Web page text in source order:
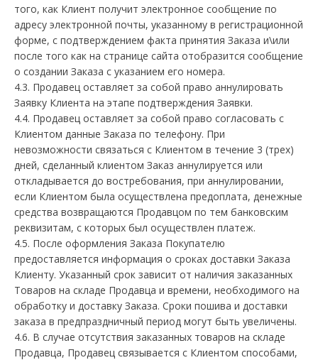
того, как Клиент получит электронное сообщение по
адресу электронной почты, указанному в регистрационной
форме, с подтверждением факта принятия Заказа и\или
после того как на странице сайта отобразится сообщение
о создании Заказа с указанием его номера.
4.3. Продавец оставляет за собой право аннулировать
Заявку Клиента на этапе подтверждения Заявки.
4.4. Продавец оставляет за собой право согласовать с
Клиентом данные Заказа по телефону. При
невозможности связаться с Клиентом в течение 3 (трех)
дней, сделанный клиентом Заказ аннулируется или
откладывается до востребования, при аннулировании,
если Клиентом была осуществлена предоплата, денежные
средства возвращаются Продавцом по тем банковским
реквизитам, с которых был осуществлен платеж.
4.5. После оформления Заказа Покупателю
предоставляется информация о сроках доставки Заказа
Клиенту. Указанный срок зависит от наличия заказанных
Товаров на складе Продавца и времени, необходимого на
обработку и доставку Заказа. Сроки пошива и доставки
заказа в предпраздничный период могут быть увеличены.
4.6. В случае отсутствия заказанных товаров на складе
Продавца, Продавец связывается с Клиентом способами,